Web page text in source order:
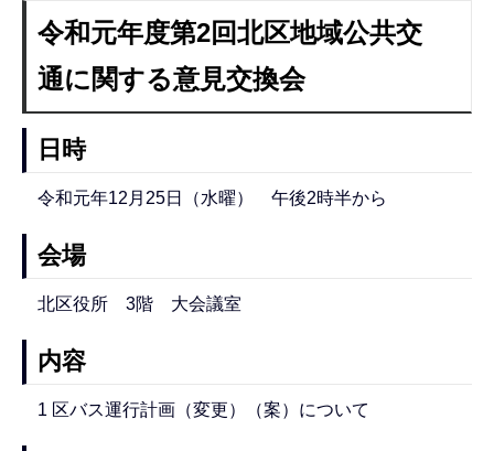
令和元年度第2回北区地域公共交
通に関する意見交換会
日時
令和元年12月25日（水曜） 午後2時半から
会場
北区役所 3階 大会議室
内容
1 区バス運行計画（変更）（案）について